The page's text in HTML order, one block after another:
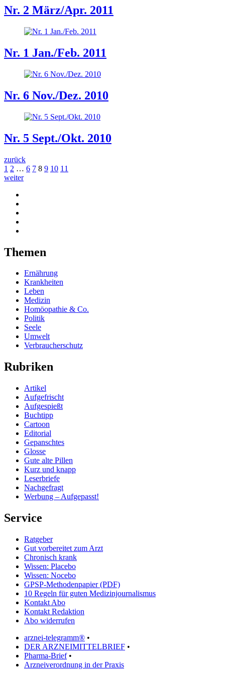
Nr. 2 März/Apr. 2011
Nr. 1 Jan./Feb. 2011
Nr. 6 Nov./Dez. 2010
Nr. 5 Sept./Okt. 2010
zurück
1 2 … 6 7 8 9 10 11
weiter
Themen
Ernährung
Krankheiten
Leben
Medizin
Homöopathie & Co.
Politik
Seele
Umwelt
Verbraucherschutz
Rubriken
Artikel
Aufgefrischt
Aufgespießt
Buchtipp
Cartoon
Editorial
Gepanschtes
Glosse
Gute alte Pillen
Kurz und knapp
Leserbriefe
Nachgefragt
Werbung – Aufgepasst!
Service
Ratgeber
Gut vorbereitet zum Arzt
Chronisch krank
Wissen: Placebo
Wissen: Nocebo
GPSP-Methodenpapier (PDF)
10 Regeln für guten Medizinjournalismus
Kontakt Abo
Kontakt Redaktion
Abo widerrufen
arznei-telegramm® •
DER ARZNEIMITTELBRIEF •
Pharma-Brief•
Arzneiverordnung in der Praxis